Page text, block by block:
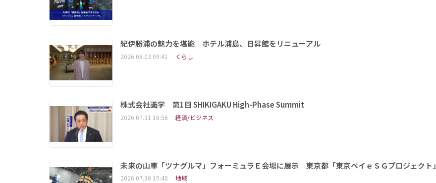
紀伊勝浦の魅力を堪能 ホテル浦島、日昇館をリニューアル
2026.08.03 09:41 くらし
株式会社識学 第1回 SHIKIGAKU High-Phase Summit
2026.07.31 16:56 経済/ビジネス
未来の山車「ツナグルマ」フォーミュラＥ会場に展示 東京都「東京ベイｅＳＧプロジェクト」
2026.07.30 15:40 地域